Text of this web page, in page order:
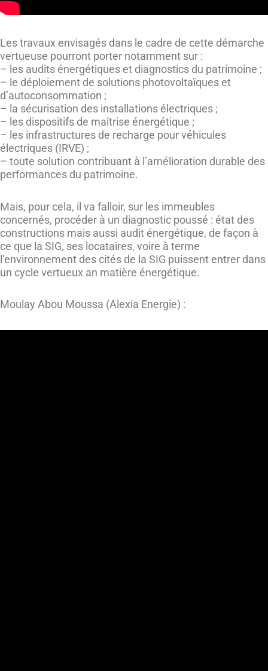
Les travaux envisagés dans le cadre de cette démarche
vertueuse pourront porter notamment sur :
– les audits énergétiques et diagnostics du patrimoine ;
– le déploiement de solutions photovoltaïques et
d’autoconsommation ;
– la sécurisation des installations électriques ;
– les dispositifs de maîtrise énergétique ;
– les infrastructures de recharge pour véhicules
électriques (IRVE) ;
– toute solution contribuant à l’amélioration durable des
performances du patrimoine.
Mais, pour cela, il va falloir, sur les immeubles
concernés, procéder à un diagnostic poussé : état des
constructions mais aussi audit énergétique, de façon à
ce que la SIG, ses locataires, voire à terme
l’environnement des cités de la SIG puissent entrer dans
un cycle vertueux an matière énergétique.
Moulay Abou Moussa (Alexia Energie) :